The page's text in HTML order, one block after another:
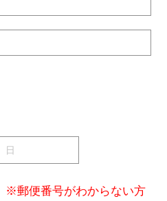
※郵便番号がわからない方